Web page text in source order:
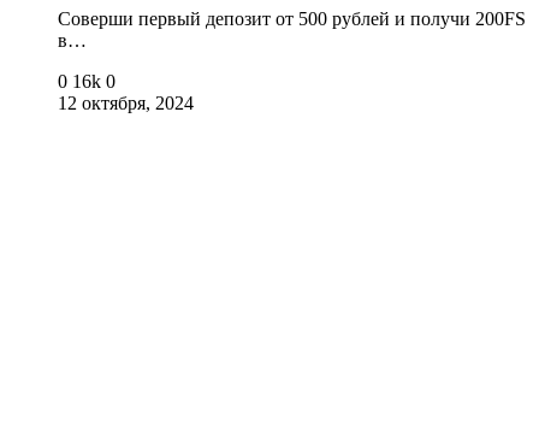
Соверши первый депозит от 500 рублей и получи 200FS
в…
0 16k 0
12 октября, 2024